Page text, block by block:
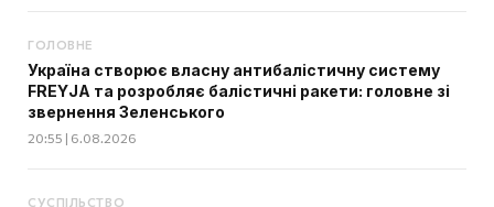
ГОЛОВНЕ
Україна створює власну антибалістичну систему
FREYJA та розробляє балістичні ракети: головне зі
звернення Зеленського
20:55 | 6.08.2026
СУСПІЛЬСТВО